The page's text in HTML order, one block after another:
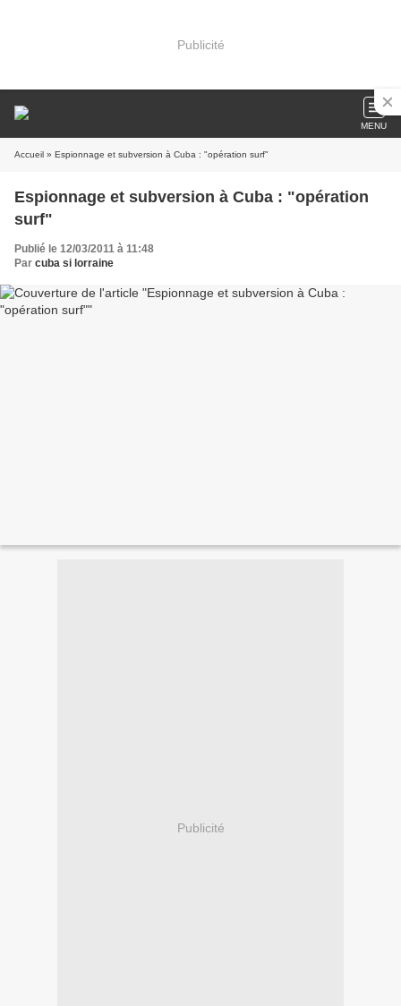
Publicité
MENU
Accueil » Espionnage et subversion à Cuba : "opération surf"
Espionnage et subversion à Cuba : "opération
surf"
Publié le 12/03/2011 à 11:48
Par cuba si lorraine
Publicité